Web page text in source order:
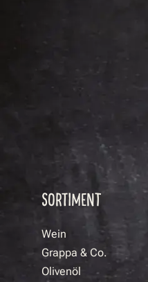
SORTIMENT
Wein
Grappa & Co.
Olivenöl